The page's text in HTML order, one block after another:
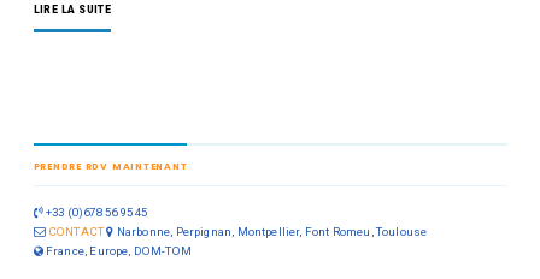
LIRE LA SUITE
PRENDRE RDV MAINTENANT
+33 (0)678 56 95 45
CONTACT
Narbonne, Perpignan, Montpellier, Font Romeu, Toulouse
France, Europe, DOM-TOM